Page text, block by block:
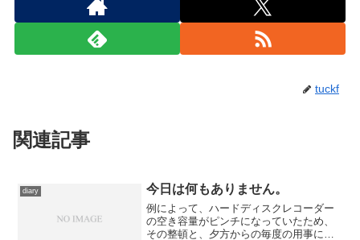
tuckf
関連記事
diary 今日は何もありません。
例によって、ハードディスクレコーダー
の空き容量がピンチになっていたため、
その整頓と、夕方からの毎度の用事に時